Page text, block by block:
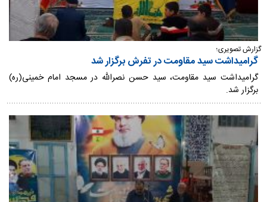
گزارش تصویری؛
گرامیداشت سید مقاومت در تفرش برگزار شد
گرامیداشت سید مقاومت، سید حسن نصرالله در مسجد امام خمینی(ره)
برگزار شد.